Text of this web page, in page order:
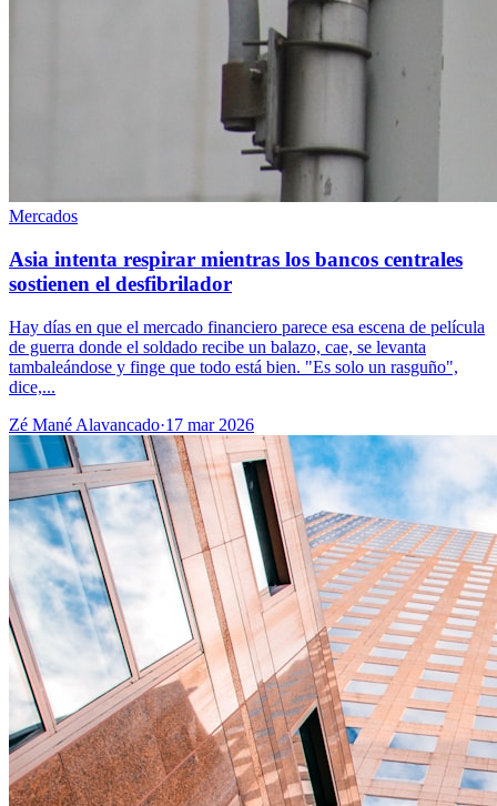
Mercados
Asia intenta respirar mientras los bancos centrales
sostienen el desfibrilador
Hay días en que el mercado financiero parece esa escena de película
de guerra donde el soldado recibe un balazo, cae, se levanta
tambaleándose y finge que todo está bien. "Es solo un rasguño",
dice,...
Zé Mané Alavancado·17 mar 2026